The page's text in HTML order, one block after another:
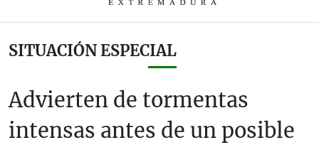
SITUACIÓN ESPECIAL
Advierten de tormentas
intensas antes de un posible